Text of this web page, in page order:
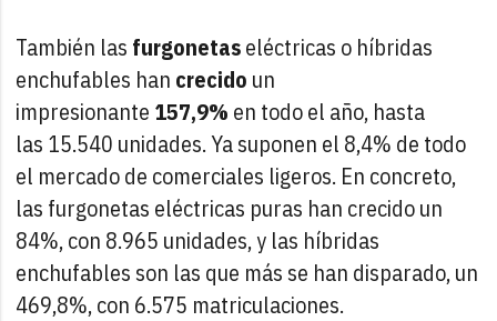
También las furgonetaseléctricas o híbridas
enchufables han crecido un
impresionante 157,9% en todo el año, hasta
las 15.540 unidades. Ya suponen el 8,4% de todo
el mercado de comerciales ligeros. En concreto,
las furgonetas eléctricas puras han crecido un
84%, con 8.965 unidades, y las híbridas
enchufables son las que más se han disparado, un
469,8%, con 6.575 matriculaciones.